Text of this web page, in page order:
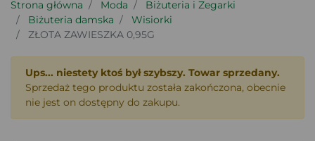
Strona główna Moda
Biżuteria i Zegarki
Biżuteria damska
Wisiorki
ZŁOTA ZAWIESZKA 0,95G
Ups... niestety ktoś był szybszy. Towar sprzedany.
Sprzedaż tego produktu została zakończona, obecnie
nie jest on dostępny do zakupu.